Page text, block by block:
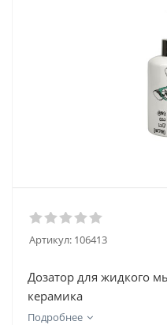
Артикул: 106413
Дозатор для жидкого
керамика
Подробнее